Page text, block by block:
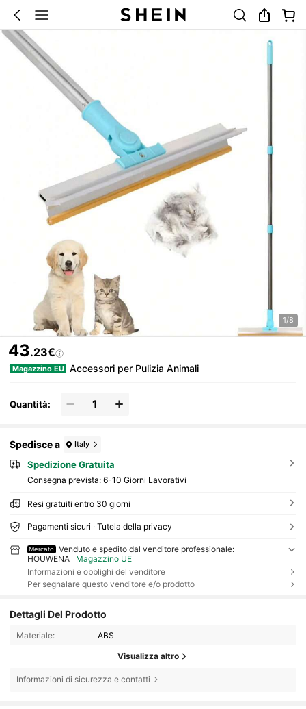
1/8
43.23€
Magazzino EU Accessori per Pulizia Animali
Quantità:
Spedisce a Italy
Spedizione Gratuita
Consegna prevista: 6-10 Giorni Lavorativi
Resi gratuiti entro 30 giorni
Pagamenti sicuri · Tutela della privacy
Mercato
Venduto e spedito dal venditore professionale:
HOUWENA
Magazzino UE
Informazioni e obblighi del venditore
Per segnalare questo venditore e/o prodotto
Dettagli Del Prodotto
Materiale: ABS
Visualizza altro
Informazioni di sicurezza e contatti